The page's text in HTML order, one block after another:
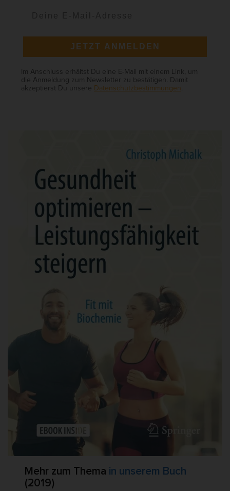
JETZT ANMELDEN
Im Anschluss erhältst Du eine E-Mail mit einem Link, um
die Anmeldung zum Newsletter zu bestätigen. Damit
akzeptierst Du unsere Datenschutzbestimmungen.
Mehr zum Thema in unserem Buch
(2019)